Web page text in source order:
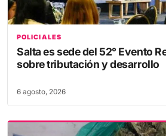
POLICIALES
Salta es sede del 52° Evento
sobre tributación y desarrollo
6 agosto, 2026